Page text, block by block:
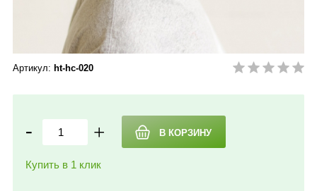
Артикул: ht-hc-020
- +
Купить в 1 клик